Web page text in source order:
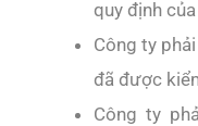
quy định
Công ty
đã được
Công ty